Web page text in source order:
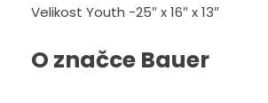
Velikost Youth -25″ x 16″ x 13″
O značce Bauer